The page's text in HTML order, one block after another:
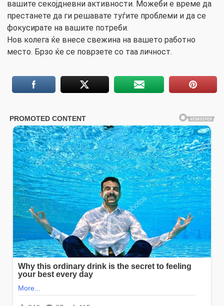
вашите секојдневни активности. Можеби е време да
престанете да ги решавате туѓите проблеми и да се
фокусирате на вашите потреби.
Нов колега ќе внесе свежина на вашето работно
место. Брзо ќе се поврзете со таа личност.